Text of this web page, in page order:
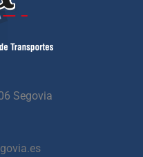
Segovia